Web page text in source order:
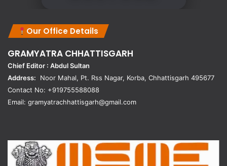
Our Office Details
GRAMYATRA CHHATTISGARH
Chief Editor : Abdul Sultan
Address: Noor Mahal, Pt. Rss Nagar, Korba, Chhattisgarh 495677
Contact No: +919755588088
Email: gramyatrachhattisgarh@gmail.com